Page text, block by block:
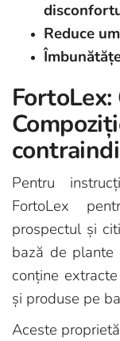
Reduce
FortoLex:
Pentru
FortoLex
prospectul și
bază de plante
conține
și produse pe
Aceste